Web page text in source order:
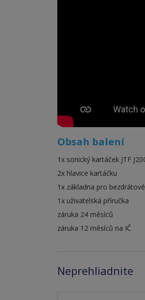
Obsah balení
1x sonický kartáček JTF
2x hlavice kartáčku
1x základna pro
1x uživatelská příručka
záruka 24 měsíců
záruka 12 měsíců na IČ
Neprehliadnite